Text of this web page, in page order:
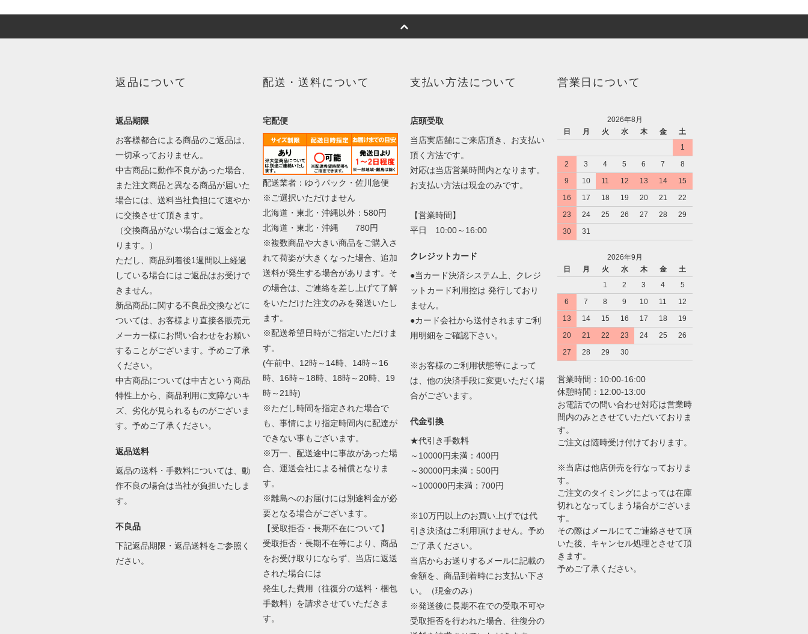
返品について
返品期限
お客様都合による商品のご返品は、
一切承っておりません。
中古商品に動作不良があった場合、
また注文商品と異なる商品が届いた
場合には、送料当社負担にて速やか
に交換させて頂きます。
（交換商品がない場合はご返金とな
ります。）
ただし、商品到着後1週間以上経過
している場合にはご返品はお受けで
きません。
新品商品に関する不良品交換などに
ついては、お客様より直接各販売元
メーカー様にお問い合わせをお願い
することがございます。予めご了承
ください。
中古商品については中古という商品
特性上から、商品利用に支障ないキ
ズ、劣化が見られるものがございま
す。予めご了承ください。
返品送料
返品の送料・手数料については、動
作不良の場合は当社が負担いたしま
す。
不良品
下記返品期限・返品送料をご参照く
ださい。
配送・送料について
宅配便
配送業者：ゆうパック・佐川急便
※ご選択いただけません
北海道・東北・沖縄以外：580円
北海道・東北・沖縄 780円
※複数商品や大きい商品をご購入さ
れて荷姿が大きくなった場合、追加
送料が発生する場合があります。そ
の場合は、ご連絡を差し上げて了解
をいただけた注文のみを発送いたし
ます。
※配送希望日時がご指定いただけま
す。
(午前中、12時～14時、14時～16
時、16時～18時、18時～20時、19
時～21時)
※ただし時間を指定された場合で
も、事情により指定時間内に配達が
できない事もございます。
※万一、配送途中に事故があった場
合、運送会社による補償となりま
す。
※離島へのお届けには別途料金が必
要となる場合がございます。
【受取拒否・長期不在について】
受取拒否・長期不在等により、商品
をお受け取りにならず、当店に返送
された場合には
発生した費用（往復分の送料・梱包
手数料）を請求させていただきま
す。
支払い方法について
店頭受取
当店実店舗にご来店頂き、お支払い
頂く方法です。
対応は当店営業時間内となります。
お支払い方法は現金のみです。
【営業時間】
平日 10:00～16:00
クレジットカード
●当カード決済システム上、クレジ
ットカード利用控は 発行しており
ません。
●カード会社から送付されますご利
用明細をご確認下さい。
※お客様のご利用状態等によって
は、他の決済手段に変更いただく場
合がございます。
代金引換
★代引き手数料
～10000円未満：400円
～30000円未満：500円
～100000円未満：700円
※10万円以上のお買い上げでは代
引き決済はご利用頂けません。予め
ご了承ください。
当店からお送りするメールに記載の
金額を、商品到着時にお支払い下さ
い。（現金のみ）
※発送後に長期不在での受取不可や
受取拒否を行われた場合、往復分の
営業日について
2026年8月
日
月 火 水 木 金
土
1
2
3 4 5 6 7
8
9
10 11 12 13 14
15
16
17 18 19 20 21
22
23
24 25 26 27 28
29
30
31
2026年9月
日
月 火 水 木 金
土
1
2 3 4
5
6
7 8 9 10 11
12
13
14 15 16 17 18
19
20
21 22 23 24 25
26
27
28 29 30
営業時間：10:00-16:00
休憩時間：12:00-13:00
お電話での問い合わせ対応は営業時
間内のみとさせていただいておりま
す。
ご注文は随時受け付けております。
※当店は他店併売を行なっておりま
す。
ご注文のタイミングによっては在庫
切れとなってしまう場合がございま
す。
その際はメールにてご連絡させて頂
いた後、キャンセル処理とさせて頂
きます。
予めご了承ください。